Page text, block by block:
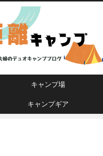
キャンプ場
キャンプギア